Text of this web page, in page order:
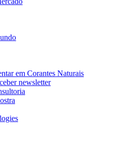
em Corantes Naturais
newsletter